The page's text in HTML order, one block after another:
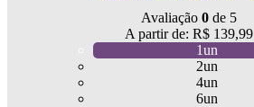
Avaliação 0 de 5
A partir de: R$ 139,99
1un
2un
4un
6un